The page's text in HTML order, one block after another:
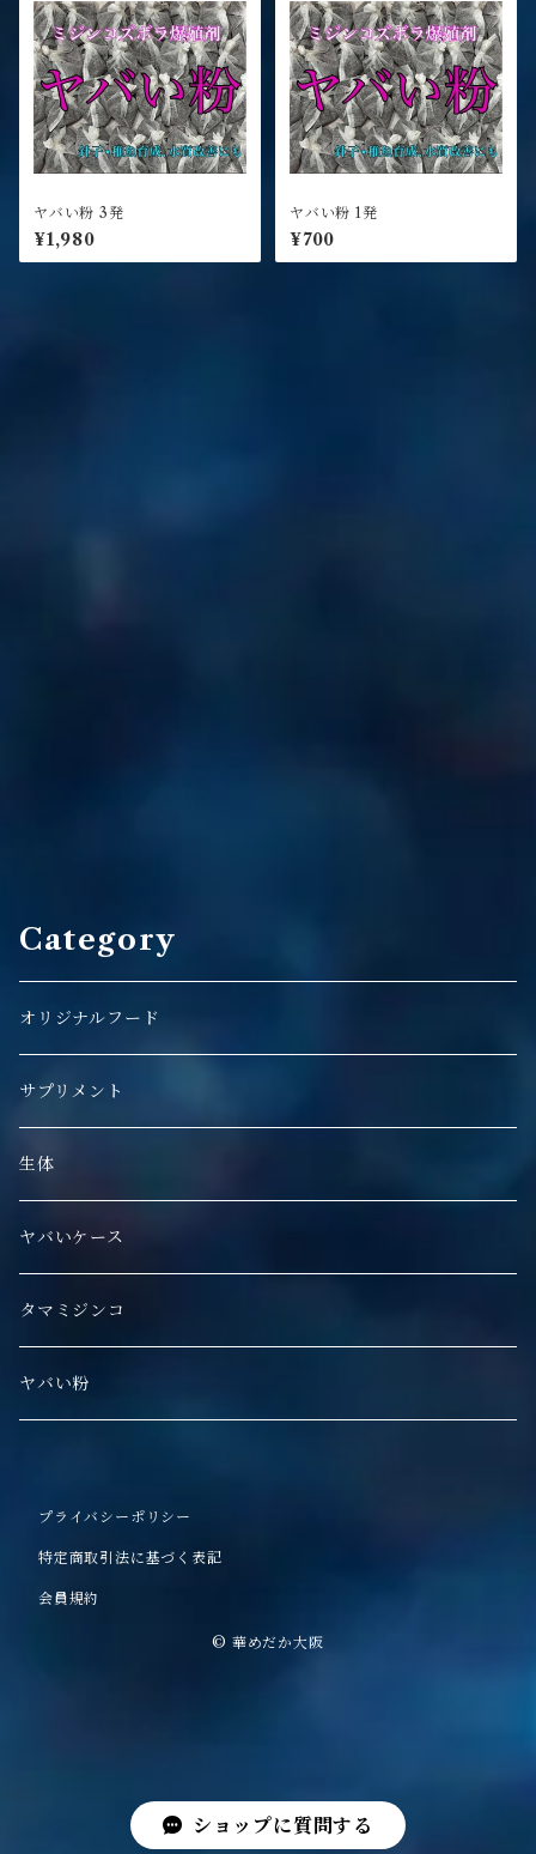
ショップに質問する
ヤバい粉 3発
¥1,980
ヤバい粉 1発
¥700
Category
オリジナルフード
サプリメント
生体
ヤバいケース
タマミジンコ
ヤバい粉
プライバシーポリシー
特定商取引法に基づく表記
会員規約
© 華めだか大阪